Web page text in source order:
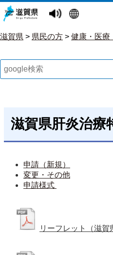
滋賀県 > 県民の方 > 健康・医療
滋賀県肝炎治療
申請（新規）
変更・その他
申請様式
リーフレット（滋賀